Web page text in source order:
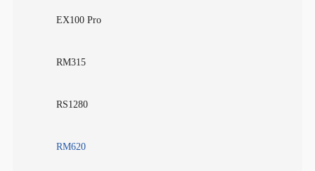
EX100 Pro
RM315
RS1280
RM620